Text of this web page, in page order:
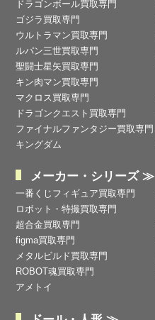
ドラゴンボール買取専門
ゴジラ買取専門
ウルトラマン買取専門
ルパン三世買取専門
聖闘士星矢買取専門
キン肉マン買取専門
マクロス買取専門
ドラゴンクエスト買取専門
ファイナルファンタジー買取専門
キングダム
メーカー・シリーズ ≫
一番くじフィギュア買取専門
ロボット・特撮買取専門
超合金買取専門
figma買取専門
メタルビルド買取専門
ROBOT魂買取専門
アメトイ